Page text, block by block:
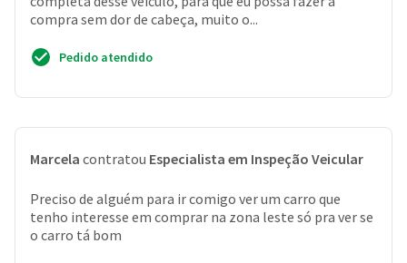
compra sem dor de cabeça, muito o...
Pedido atendido
Marcela contratou Especialista em Inspeção Veicular
Preciso de alguém para ir comigo ver um carro que
tenho interesse em comprar na zona leste só pra ver se
o carro tá bom